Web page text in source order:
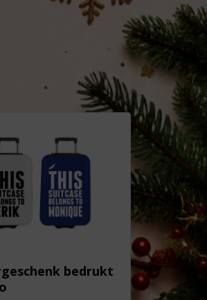
bedrukt